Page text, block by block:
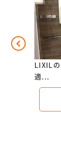
LIXIL
適...